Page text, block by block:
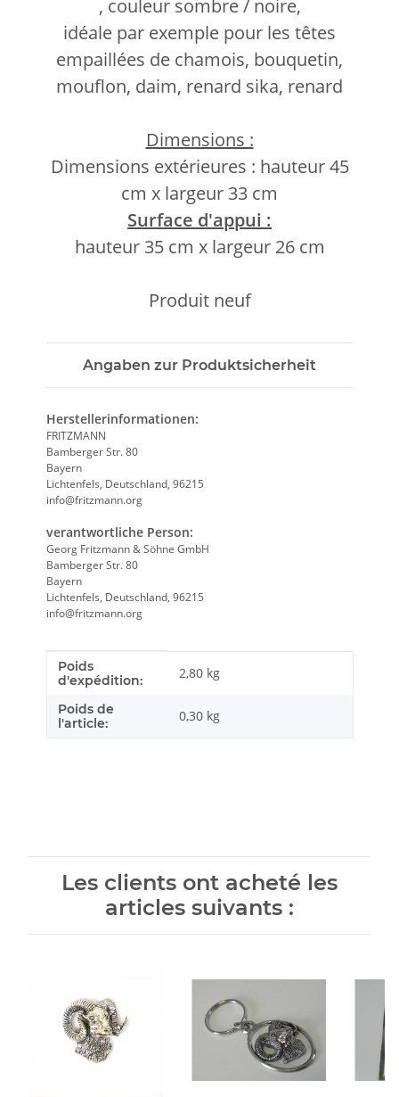
, couleur sombre / noire,
idéale par exemple pour les têtes
empaillées de chamois, bouquetin,
mouflon, daim, renard sika, renard
Dimensions :
Dimensions extérieures : hauteur 45
cm x largeur 33 cm
Surface d'appui :
hauteur 35 cm x largeur 26 cm
Produit neuf
Angaben zur Produktsicherheit
Herstellerinformationen:
FRITZMANN
Bamberger Str. 80
Bayern
Lichtenfels, Deutschland, 96215
info@fritzmann.org
verantwortliche Person:
Georg Fritzmann & Söhne GmbH
Bamberger Str. 80
Bayern
Lichtenfels, Deutschland, 96215
info@fritzmann.org
Caractéristique du produit
Valeur
Poids
d'expédition:
2,80 kg
Poids de
l'article:
0,30 kg
Les clients ont acheté les
articles suivants :